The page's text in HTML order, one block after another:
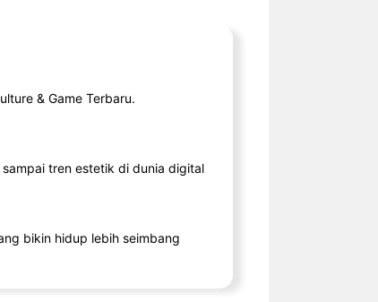
& Game Terbaru.
tren estetik di dunia digital
bikin hidup lebih seimbang